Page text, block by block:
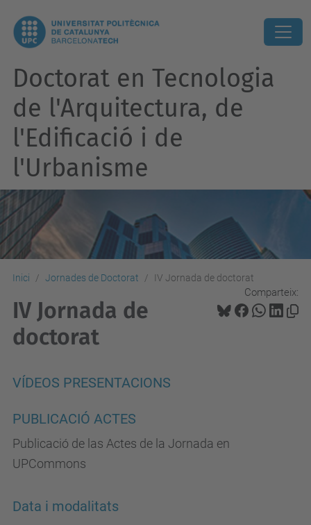
Doctorat en Tecnologia
de l'Arquitectura, de
l'Edificació i de
l'Urbanisme
Inici Jornades de Doctorat IV Jornada de doctorat
Comparteix:
IV Jornada de
doctorat
VÍDEOS PRESENTACIONS
PUBLICACIÓ ACTES
Publicació de las Actes de la Jornada en
UPCommons
Data i modalitats